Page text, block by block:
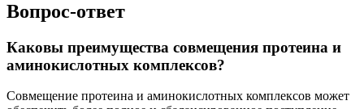
Вопрос-ответ
Каковы преимущества совмещения протеина и
аминокислотных комплексов?
Совмещение протеина и аминокислотных комплексов может